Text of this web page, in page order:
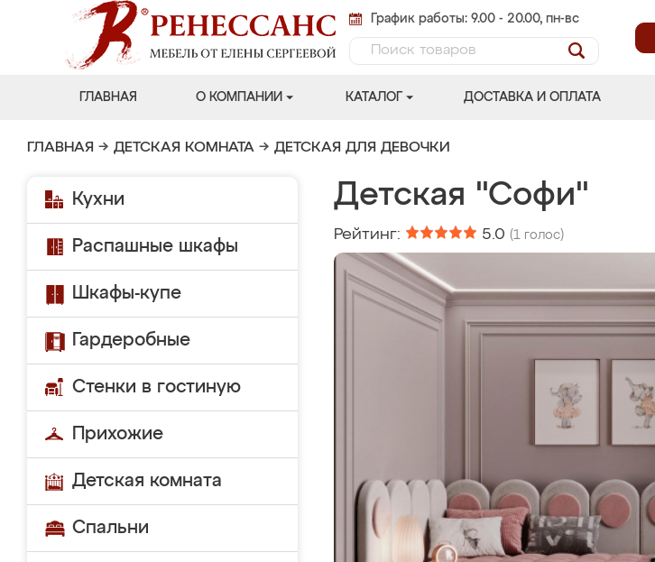
График работы: 9.00 - 20.00, пн-вс
ГЛАВНАЯ О КОМПАНИИ КАТАЛОГ ДОСТАВКА И ОПЛАТА
ГЛАВНАЯ → ДЕТСКАЯ КОМНАТА → ДЕТСКАЯ ДЛЯ ДЕВОЧКИ
Кухни
Распашные шкафы
Шкафы-купе
Гардеробные
Стенки в гостиную
Прихожие
Детская комната
Спальни
Детская "Софи"
Рейтинг: 5.0 (1 голос)